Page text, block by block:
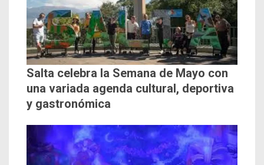
Salta celebra la Semana de Mayo con
una variada agenda cultural, deportiva
y gastronómica